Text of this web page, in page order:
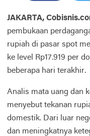
JAKARTA,
pembukaan
rupiah di pasar spot
ke level Rp17.919 per
beberapa hari terakhir.
Analis mata uang dan
menyebut tekanan
domestik. Dari luar
dan meningkatnya